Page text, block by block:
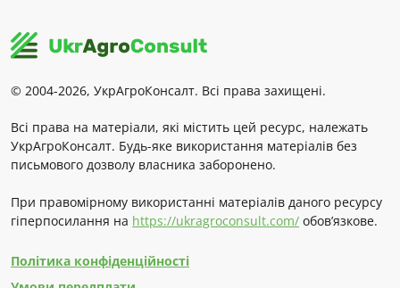
© 2004-2026, УкрАгроКонсалт. Всі права захищені.
Всі права на матеріали, які містить цей ресурс, належать
УкрАгроКонсалт. Будь-яке використання матеріалів без
письмового дозволу власника заборонено.
При правомірному використанні матеріалів даного ресурсу
гіперпосилання на https://ukragroconsult.com/ обов’язкове.
Політика конфіденційності